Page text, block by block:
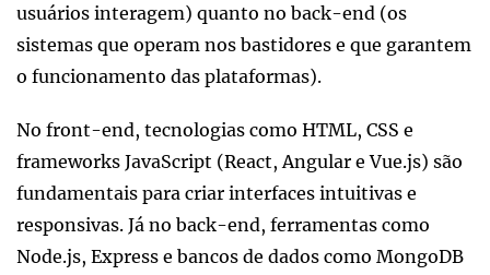
usuários interagem) quanto no back-end (os
sistemas que operam nos bastidores e que garantem
o funcionamento das plataformas).
No front-end, tecnologias como HTML, CSS e
frameworks JavaScript (React, Angular e Vue.js) são
fundamentais para criar interfaces intuitivas e
responsivas. Já no back-end, ferramentas como
Node.js, Express e bancos de dados como MongoDB